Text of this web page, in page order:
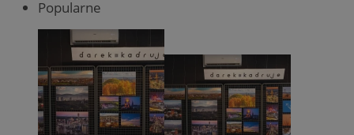
Popularne